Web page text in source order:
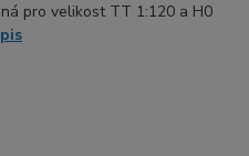
pro velikost TT 1:120 a H0